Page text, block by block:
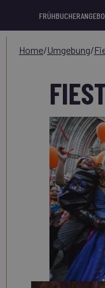
home/ umgebung/